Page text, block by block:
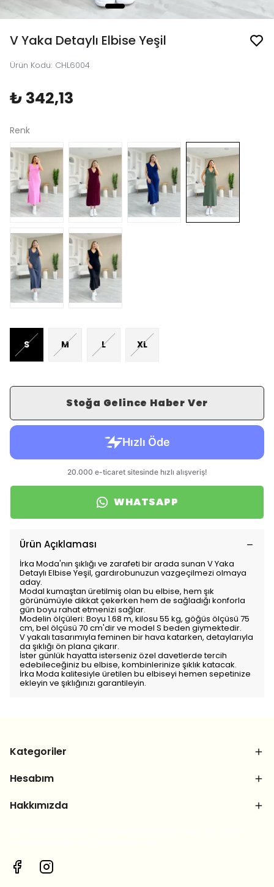
V Yaka Detaylı Elbise Yeşil
Ürün Kodu: CHL6004
₺ 342,13
Renk
S M L XL
Stoğa Gelince Haber Ver
WHATSAPP
Ürün Açıklaması
İrka Moda'nın şıklığı ve zarafeti bir arada sunan V Yaka
Detaylı Elbise Yeşil, gardırobunuzun vazgeçilmezi olmaya
aday.
Modal kumaştan üretilmiş olan bu elbise, hem şık
görünümüyle dikkat çekerken hem de sağladığı konforla
gün boyu rahat etmenizi sağlar.
Modelin ölçüleri: Boyu 1.68 m, kilosu 55 kg, göğüs ölçüsü 75
cm, bel ölçüsü 70 cm'dir ve model S beden giymektedir.
V yakalı tasarımıyla feminen bir hava katarken, detaylarıyla
da şıklığı ön plana çıkarır.
İster günlük hayatta isterseniz özel davetlerde tercih
edebileceğiniz bu elbise, kombinlerinize şıklık katacak.
İrka Moda kalitesiyle üretilen bu elbiseyi hemen sepetinize
ekleyin ve şıklığınızı garantileyin.
Kategoriler
Hesabım
Hakkımızda